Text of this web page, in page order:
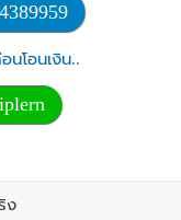
นโอนเงิน..
ง